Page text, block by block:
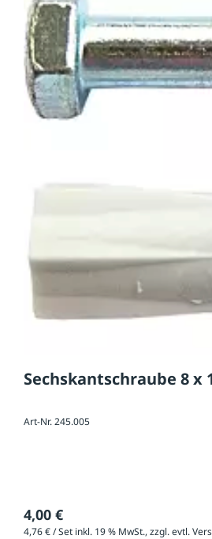
Sechskantschraube 8 x
Art-Nr. 245.005
4,00 €
4,76 € / Set inkl. 19 % MwSt., zzgl. evtl.